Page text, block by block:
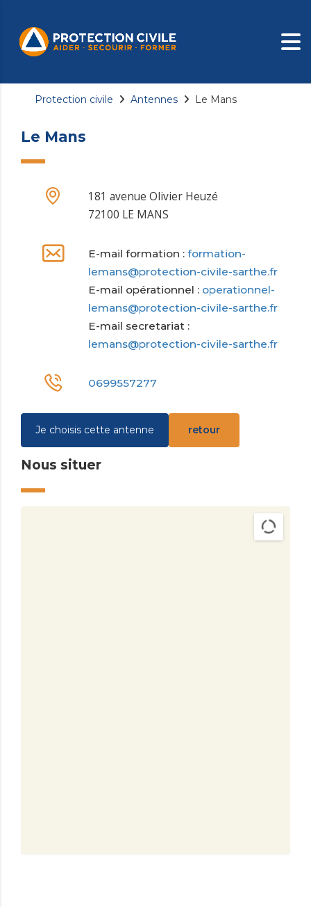
Protection civile Antennes Le Mans
Le Mans
181 avenue Olivier Heuzé
72100 LE MANS
E-mail formation : formation-
lemans@protection-civile-sarthe.fr
E-mail opérationnel : operationnel-
lemans@protection-civile-sarthe.fr
E-mail secretariat :
lemans@protection-civile-sarthe.fr
0699557277
Je choisis cette antenne retour
Nous situer